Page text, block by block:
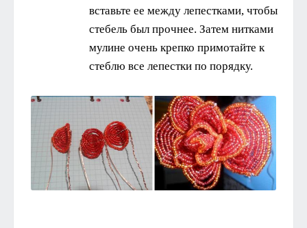
вставьте ее между лепестками, чтобы
стебель был прочнее. Затем нитками
мулине очень крепко примотайте к
стеблю все лепестки по порядку.